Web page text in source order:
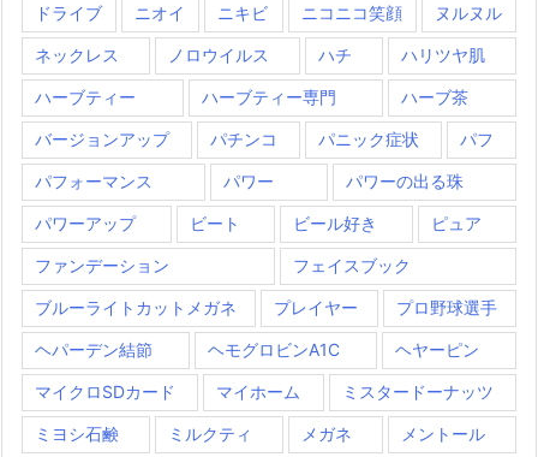
ドライブ ニオイ ニキビ ニコニコ笑顔 ヌルヌル
ネックレス ノロウイルス ハチ ハリツヤ肌
ハーブティー ハーブティー専門 ハーブ茶
バージョンアップ パチンコ パニック症状 パフ
パフォーマンス パワー パワーの出る珠
パワーアップ ビート ビール好き ピュア
ファンデーション フェイスブック
ブルーライトカットメガネ プレイヤー プロ野球選手
ヘパーデン結節 ヘモグロビンA1C ヘヤーピン
マイクロSDカード マイホーム ミスタードーナッツ
ミヨシ石鹸 ミルクティ メガネ メントール